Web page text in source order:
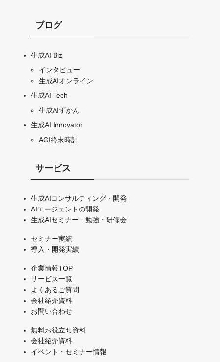
ブログ
生成AI Biz
インタビュー
生成AIオンライン
生成AI Tech
生成AIずかん
生成AI Innovator
AGI終末時計
サービス
生成AIコンサルティング・開発
AIエージェントの開発
生成AIセミナー・勉強・研修会
セミナー実績
導入・開発実績
企業情報TOP
サービス一覧
よくあるご質問
会社紹介資料
お問い合わせ
無料お役立ち資料
会社紹介資料
イベント・セミナー情報